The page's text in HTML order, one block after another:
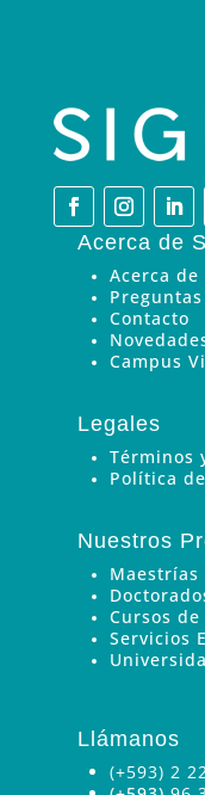
Acerca de
Acerca
Contacto
Campus
Legales
Términos
Política
Nuestros
Maestrías
Cursos
Servicios
Llámanos
(+593) 2